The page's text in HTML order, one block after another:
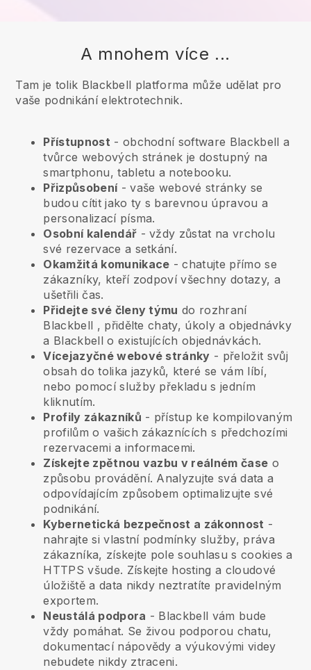
A mnohem více ...
Tam je tolik Blackbell platforma může udělat pro
vaše podnikání elektrotechnik.
Přístupnost - obchodní software Blackbell a
tvůrce webových stránek je dostupný na
smartphonu, tabletu a notebooku.
Přizpůsobení- vaše webové stránky se
budou cítit jako ty s barevnou úpravou a
personalizací písma.
Osobní kalendář - vždy zůstat na vrcholu
své rezervace a setkání.
Okamžitá komunikace - chatujte přímo se
zákazníky, kteří zodpoví všechny dotazy, a
ušetřili čas.
Přidejte své členy týmu do rozhraní
Blackbell , přidělte chaty, úkoly a objednávky
a Blackbell o existujících objednávkách.
Vícejazyčné webové stránky - přeložit svůj
obsah do tolika jazyků, které se vám líbí,
nebo pomocí služby překladu s jedním
kliknutím.
Profily zákazníků - přístup ke kompilovaným
profilům o vašich zákaznících s předchozími
rezervacemi a informacemi.
Získejte zpětnou vazbu v reálném čase o
způsobu provádění. Analyzujte svá data a
odpovídajícím způsobem optimalizujte své
podnikání.
Kybernetická bezpečnost a zákonnost -
nahrajte si vlastní podmínky služby, práva
zákazníka, získejte pole souhlasu s cookies a
HTTPS všude. Získejte hosting a cloudové
úložiště a data nikdy neztratíte pravidelným
exportem.
Neustálá podpora - Blackbell vám bude
vždy pomáhat. Se živou podporou chatu,
dokumentací nápovědy a výukovými videy
nebudete nikdy ztraceni.